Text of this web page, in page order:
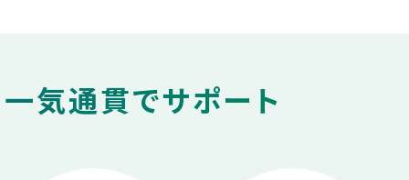
気通貫でサポート